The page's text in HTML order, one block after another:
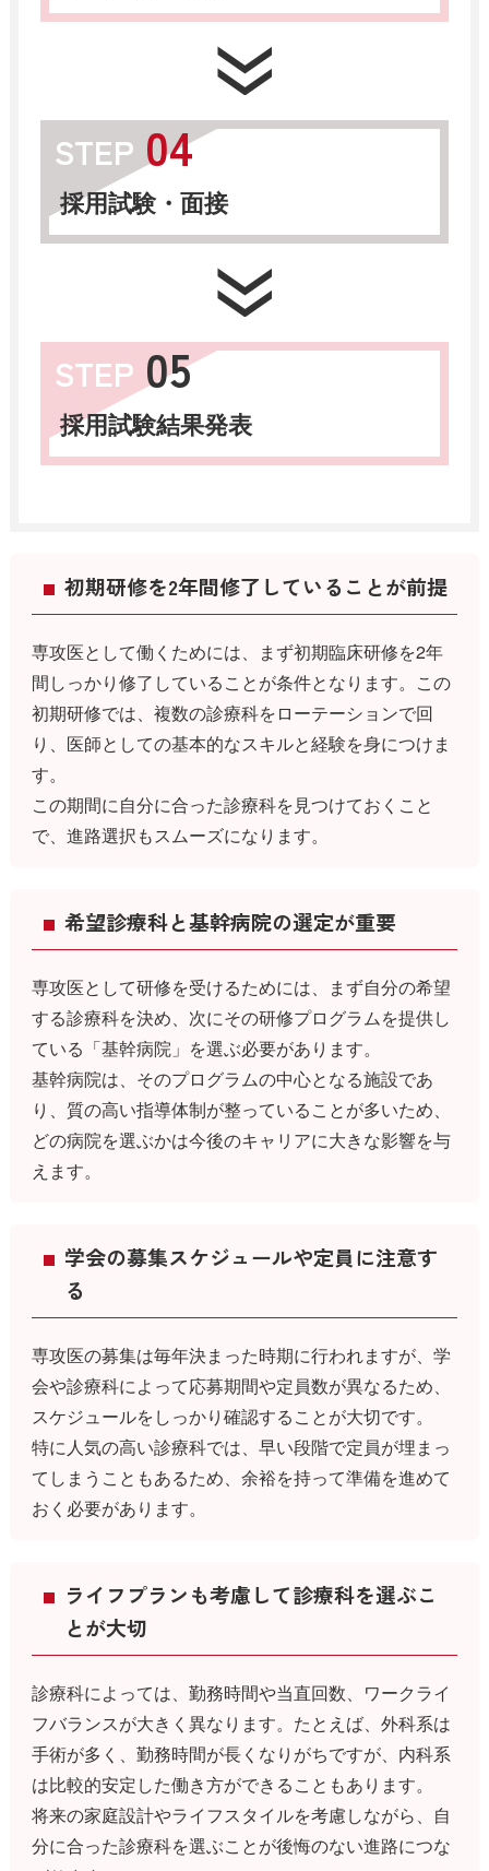
STEP 04
採用試験・面接
STEP 05
採用試験結果発表
初期研修を2年間修了していることが前提
専攻医として働くためには、まず初期臨床研修を2年
間しっかり修了していることが条件となります。この
初期研修では、複数の診療科をローテーションで回
り、医師としての基本的なスキルと経験を身につけま
す。
この期間に自分に合った診療科を見つけておくこと
で、進路選択もスムーズになります。
希望診療科と基幹病院の選定が重要
専攻医として研修を受けるためには、まず自分の希望
する診療科を決め、次にその研修プログラムを提供し
ている「基幹病院」を選ぶ必要があります。
基幹病院は、そのプログラムの中心となる施設であ
り、質の高い指導体制が整っていることが多いため、
どの病院を選ぶかは今後のキャリアに大きな影響を与
えます。
学会の募集スケジュールや定員に注意す
る
専攻医の募集は毎年決まった時期に行われますが、学
会や診療科によって応募期間や定員数が異なるため、
スケジュールをしっかり確認することが大切です。
特に人気の高い診療科では、早い段階で定員が埋まっ
てしまうこともあるため、余裕を持って準備を進めて
おく必要があります。
ライフプランも考慮して診療科を選ぶこ
とが大切
診療科によっては、勤務時間や当直回数、ワークライ
フバランスが大きく異なります。たとえば、外科系は
手術が多く、勤務時間が長くなりがちですが、内科系
は比較的安定した働き方ができることもあります。
将来の家庭設計やライフスタイルを考慮しながら、自
分に合った診療科を選ぶことが後悔のない進路につな